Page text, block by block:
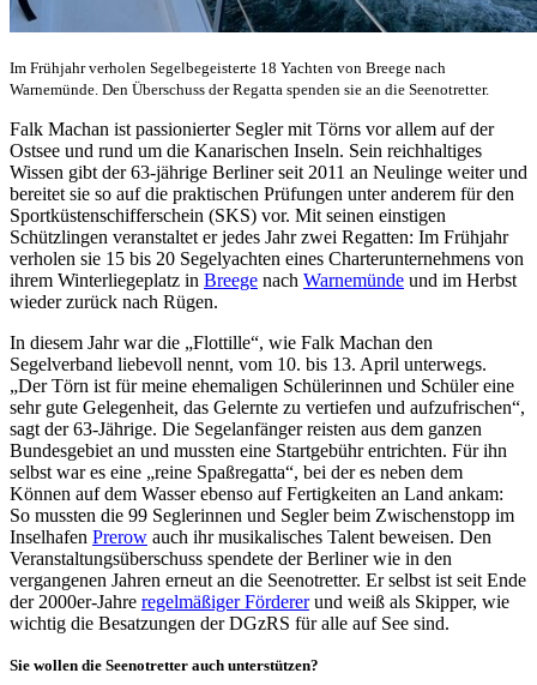
Im Frühjahr verholen Segelbegeisterte 18 Yachten von Breege nach
Warnemünde. Den Überschuss der Regatta spenden sie an die Seenotretter.
Falk Machan ist passionierter Segler mit Törns vor allem auf der
Ostsee und rund um die Kanarischen Inseln. Sein reichhaltiges
Wissen gibt der 63-jährige Berliner seit 2011 an Neulinge weiter und
bereitet sie so auf die praktischen Prüfungen unter anderem für den
Sportküstenschifferschein (SKS) vor. Mit seinen einstigen
Schützlingen veranstaltet er jedes Jahr zwei Regatten: Im Frühjahr
verholen sie 15 bis 20 Segelyachten eines Charterunternehmens von
ihrem Winterliegeplatz in Breege nach Warnemünde und im Herbst
wieder zurück nach Rügen.
In diesem Jahr war die „Flottille“, wie Falk Machan den
Segelverband liebevoll nennt, vom 10. bis 13. April unterwegs.
„Der Törn ist für meine ehemaligen Schülerinnen und Schüler eine
sehr gute Gelegenheit, das Gelernte zu vertiefen und aufzufrischen“,
sagt der 63-Jährige. Die Segelanfänger reisten aus dem ganzen
Bundesgebiet an und mussten eine Startgebühr entrichten. Für ihn
selbst war es eine „reine Spaßregatta“, bei der es neben dem
Können auf dem Wasser ebenso auf Fertigkeiten an Land ankam:
So mussten die 99 Seglerinnen und Segler beim Zwischenstopp im
Inselhafen Prerow auch ihr musikalisches Talent beweisen. Den
Veranstaltungsüberschuss spendete der Berliner wie in den
vergangenen Jahren erneut an die Seenotretter. Er selbst ist seit Ende
der 2000er-Jahre regelmäßiger Fördererund weiß als Skipper, wie
wichtig die Besatzungen der DGzRS für alle auf See sind.
Sie wollen die Seenotretter auch unterstützen?